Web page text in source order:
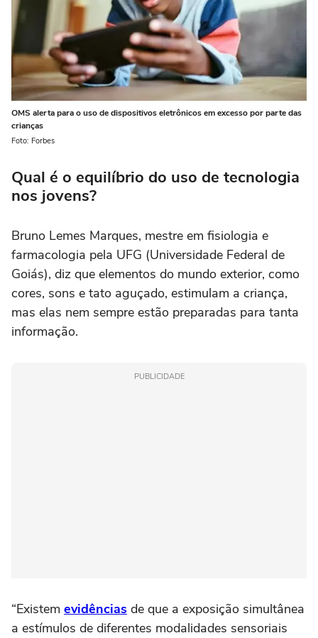
OMS alerta para o uso de dispositivos eletrônicos em excesso por parte das
crianças
Foto: Forbes
Qual é o equilíbrio do uso de tecnologia
nos jovens?
Bruno Lemes Marques, mestre em fisiologia e
farmacologia pela UFG (Universidade Federal de
Goiás), diz que elementos do mundo exterior, como
cores, sons e tato aguçado, estimulam a criança,
mas elas nem sempre estão preparadas para tanta
informação.
PUBLICIDADE
“Existem evidências de que a exposição simultânea
a estímulos de diferentes modalidades sensoriais